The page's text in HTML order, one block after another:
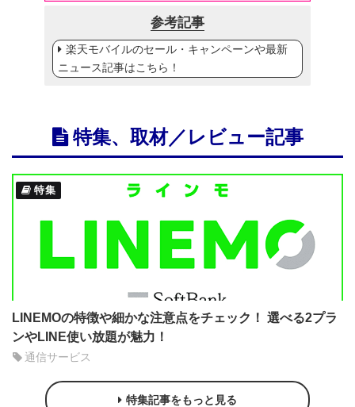
参考記事
楽天モバイルのセール・キャンペーンや最新
ニュース記事はこちら！
特集、取材／レビュー記事
特集
LINEMOの特徴や細かな注意点をチェック！ 選べる2プラ
ンやLINE使い放題が魅力！
通信サービス
特集記事をもっと見る